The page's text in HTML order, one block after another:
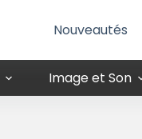
Nouveautés
Image et Son